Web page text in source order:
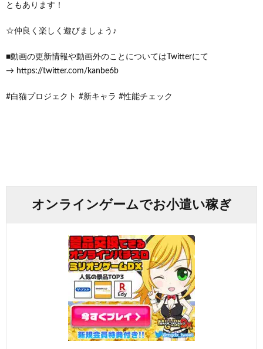
ともあります！
☆仲良く楽しく遊びましょう♪
■動画の更新情報や動画外のことについてはTwitterにて
→ https://twitter.com/kanbe6b
#白猫プロジェクト #新キャラ #性能チェック
オンラインゲームでお小遣い稼ぎ